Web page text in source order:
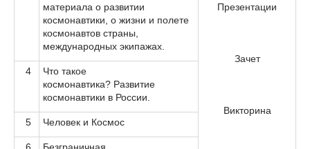
Презентации
Зачет
Викторина
материала о развитии
космонавтики, о жизни и полете
космонавтов страны,
международных экипажах.
4
Что такое
космонавтика? Развитие
космонавтики в России.
5 Человек и Космос
6
Безграничная